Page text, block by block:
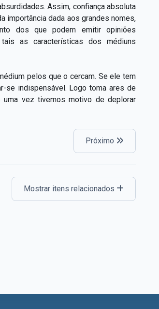
Assim, confiança absoluta
importância dada aos grandes nomes,
dos que podem emitir opiniões
as características dos médiuns
pelos que o cercam. Se ele tem
se indispensável. Logo toma ares de
uma vez tivemos motivo de deplorar
Próximo
Mostrar itens relacionados